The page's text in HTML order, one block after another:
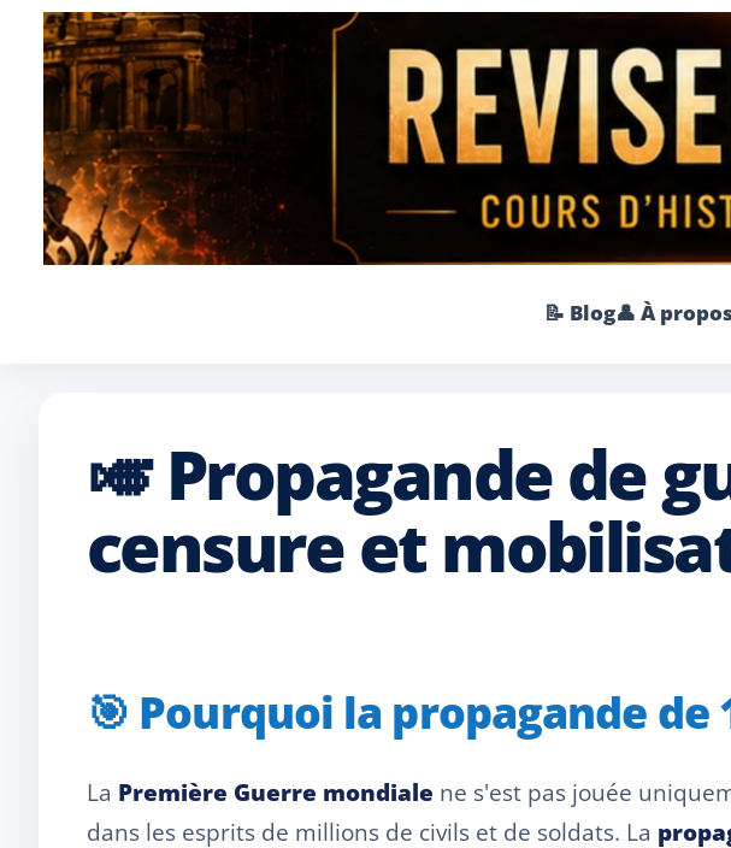
📝 Blog👤 À propos
🎺 Propagande de
censure et
🎯 Pourquoi la propagande
La Première Guerre mondiale ne s'est pas jouée
dans les esprits de millions de civils et de soldats. La